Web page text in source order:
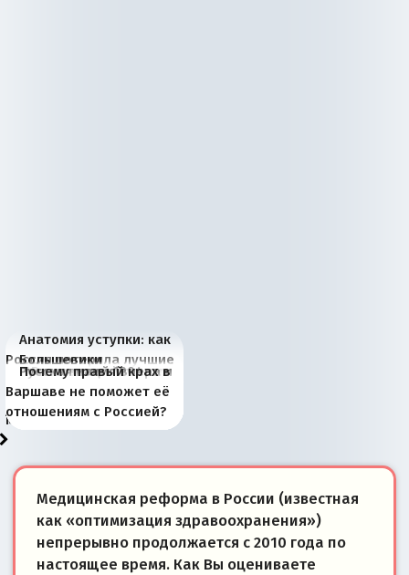
Анатомия уступки: как
Россия потеряла лучшие
рыбопромысловые
районы Баренцева
моря
Большевики
отличаются от «Яблока»
тем, что они -
победители
Киевская марионетка
Запада рассказала о
«переобувании» хозяев
В России назрели
перемены: 15 шагов к
суверенной экономике
Миграционный пожар
Европы
Россия начинает
сбрасывать балласт
Анкориджа
Россия зимой 1904
года: первые уступки во
внутренней политике
Русская нация вчера и
сегодня
Почему правый крах в
Варшаве не поможет её
отношениям с Россией?
Медицинская реформа в России (известная
как «оптимизация здравоохранения»)
непрерывно продолжается с 2010 года по
настоящее время. Как Вы оцениваете